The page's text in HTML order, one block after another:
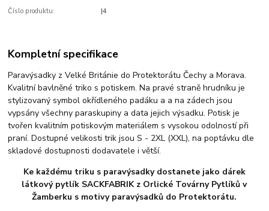
Číslo produktu: |4
Kompletní specifikace
Paravýsadky z Velké Británie do Protektorátu Čechy a Morava.
Kvalitní bavlněné triko s potiskem. Na pravé straně hrudníku je
stylizovaný symbol okřídleného padáku a a na zádech jsou
vypsány všechny paraskupiny a data jejich výsadku. Potisk je
tvořen kvalitním potiskovým materiálem s vysokou odolností při
praní. Dostupné velikosti trik jsou S - 2XL (XXL), na poptávku dle
skladové dostupnosti dodavatele i větší.
Ke každému triku s paravýsadky dostanete jako dárek
látkový pytlík SACKFABRIK z Orlické Továrny Pytlíků v
Žamberku s motivy paravýsadků do Protektorátu.